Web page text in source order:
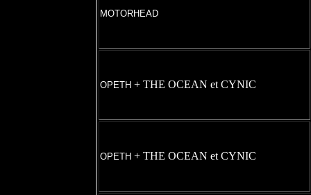
MOTORHEAD
OPETH + THE OCEAN et CYNIC
OPETH + THE OCEAN et CYNIC